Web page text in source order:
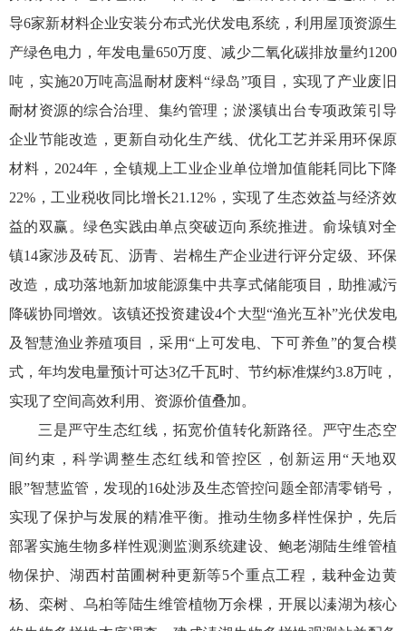
导6家新材料企业安装分布式光伏发电系统，利用屋顶资源生
产绿色电力，年发电量650万度、减少二氧化碳排放量约1200
吨，实施20万吨高温耐材废料“绿岛”项目，实现了产业废旧
耐材资源的综合治理、集约管理；淤溪镇出台专项政策引导
企业节能改造，更新自动化生产线、优化工艺并采用环保原
材料，2024年，全镇规上工业企业单位增加值能耗同比下降
22%，工业税收同比增长21.12%，实现了生态效益与经济效
益的双赢。绿色实践由单点突破迈向系统推进。俞垛镇对全
镇14家涉及砖瓦、沥青、岩棉生产企业进行评分定级、环保
改造，成功落地新加坡能源集中共享式储能项目，助推减污
降碳协同增效。该镇还投资建设4个大型“渔光互补”光伏发电
及智慧渔业养殖项目，采用“上可发电、下可养鱼”的复合模
式，年均发电量预计可达3亿千瓦时、节约标准煤约3.8万吨，
实现了空间高效利用、资源价值叠加。
三是严守生态红线，拓宽价值转化新路径。严守生态空
间约束，科学调整生态红线和管控区，创新运用“天地双
眼”智慧监管，发现的16处涉及生态管控问题全部清零销号，
实现了保护与发展的精准平衡。推动生物多样性保护，先后
部署实施生物多样性观测监测系统建设、鲍老湖陆生维管植
物保护、湖西村苗圃树种更新等5个重点工程，栽种金边黄
杨、栾树、乌桕等陆生维管植物万余棵，开展以溱湖为核心